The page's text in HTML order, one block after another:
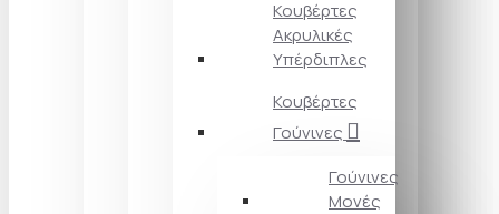
Κουβέρτες
Ακρυλικές
Υπέρδιπλες
Κουβέρτες
Γούνινες
Γούνινες
Μονές